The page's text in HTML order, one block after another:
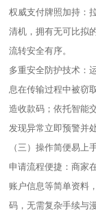
权威支付牌照加持：
清机，拥有无可比拟
流转安全有序。​
多重安全防护技术：
息在传输过程中被窃
造收款码；依托智能
发现异常立即预警并
（三）操作简便易上
申请流程便捷：商家
账户信息等简单资料
码，无需复杂手续与